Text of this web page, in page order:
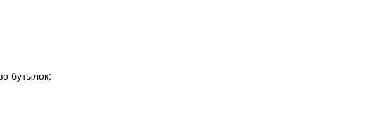
бутылок:
Высокие шкафы